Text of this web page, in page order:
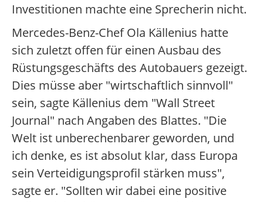
Investitionen machte eine Sprecherin nicht.
Mercedes-Benz-Chef Ola Källenius hatte
sich zuletzt offen für einen Ausbau des
Rüstungsgeschäfts des Autobauers gezeigt.
Dies müsse aber "wirtschaftlich sinnvoll"
sein, sagte Källenius dem "Wall Street
Journal" nach Angaben des Blattes. "Die
Welt ist unberechenbarer geworden, und
ich denke, es ist absolut klar, dass Europa
sein Verteidigungsprofil stärken muss",
sagte er. "Sollten wir dabei eine positive